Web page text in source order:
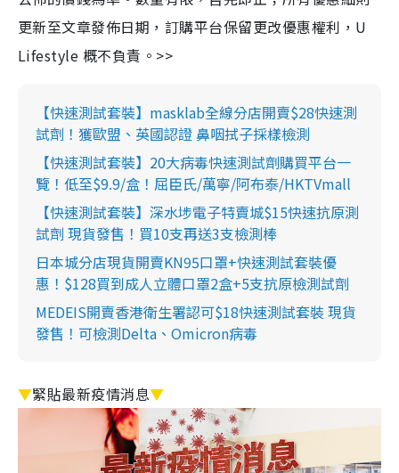
更新至文章發佈日期，訂購平台保留更改優惠權利，U
Lifestyle 概不負責。>>
【快速測試套裝】masklab全線分店開賣$28快速測
試劑！獲歐盟、英國認證 鼻咽拭子採樣檢測
【快速測試套裝】20大病毒快速測試劑購買平台一
覽！低至$9.9/盒！屈臣氏/萬寧/阿布泰/HKTVmall
【快速測試套裝】深水埗電子特賣城$15快速抗原測
試劑 現貨發售！買10支再送3支檢測棒
日本城分店現貨開賣KN95口罩+快速測試套裝優
惠！$128買到成人立體口罩2盒+5支抗原檢測試劑
MEDEIS開賣香港衛生署認可$18快速測試套裝 現貨
發售！可檢測Delta、Omicron病毒
▼緊貼最新疫情消息▼